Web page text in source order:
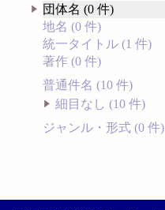
団体名 (0 件)
地名 (0 件)
統一タイトル (1 件)
著作 (0 件)
普通件名 (10 件)
細目なし (10 件)
ジャンル・形式 (0 件)